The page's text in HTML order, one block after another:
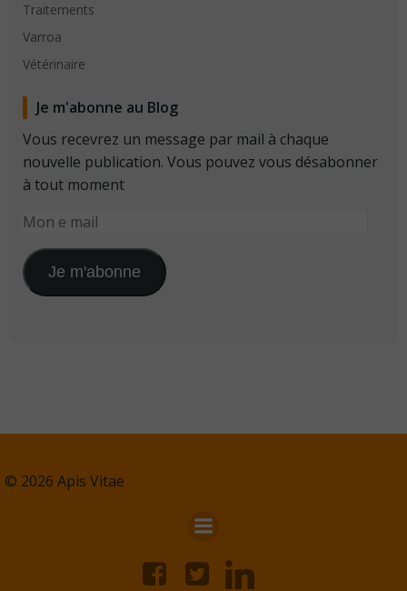
Traitements
Varroa
Vétérinaire
Je m'abonne au Blog
Vous recevrez un message par mail à chaque
nouvelle publication. Vous pouvez vous désabonner
à tout moment
Mon
mail Je m'abonne
© 2026 Apis Vitae